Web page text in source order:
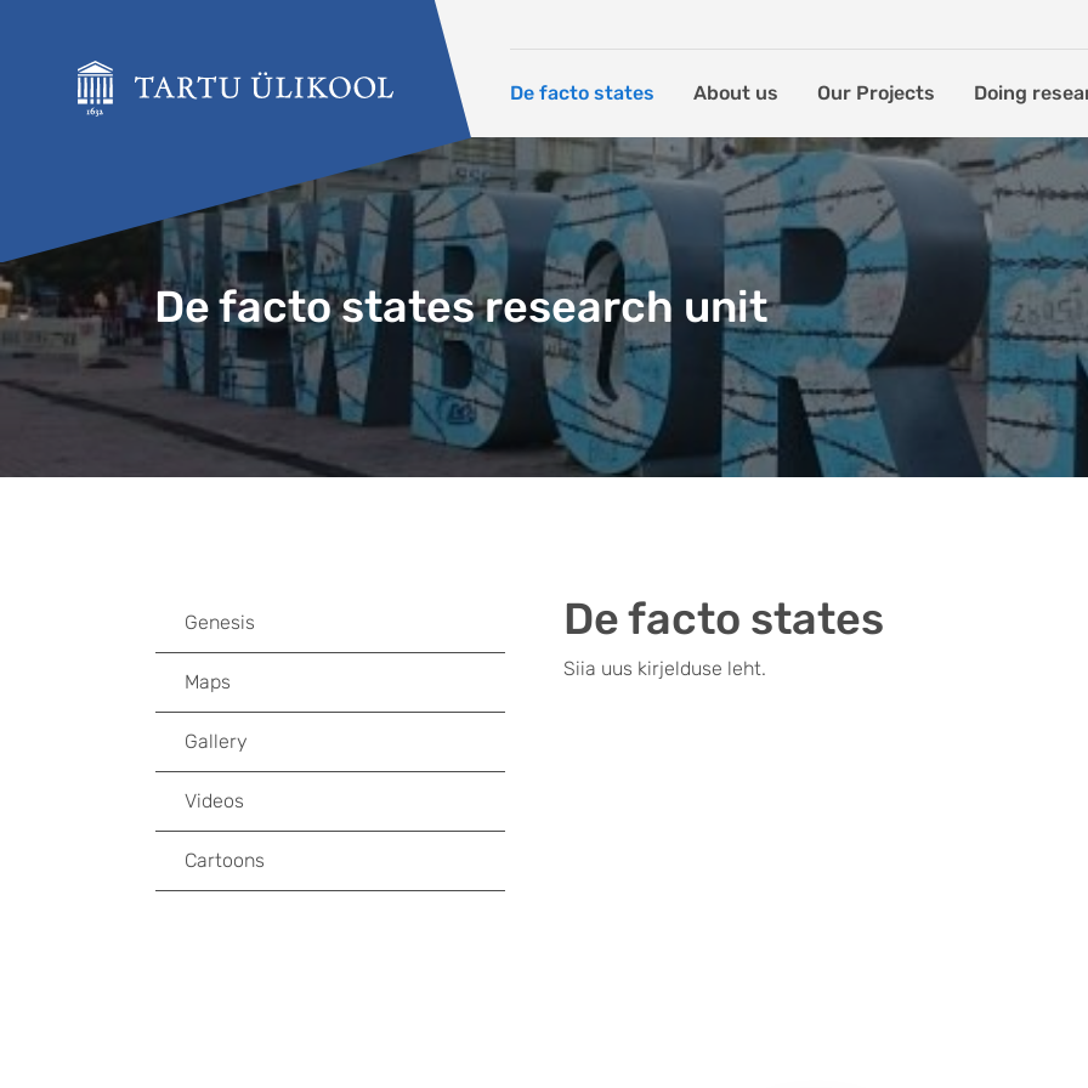
De facto states About us Our Projects Doing
De facto states research unit
De facto states
Siia uus kirjelduse leht.
Genesis
Maps
Gallery
Videos
Cartoons